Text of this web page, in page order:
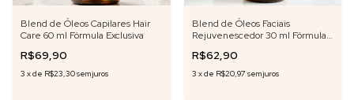
Blend de Óleos Capilares Hair
Care 60 ml Fórmula Exclusiva
R$69,90
3 xde R$23,30sem juros
Blend de Óleos Faciais
Rejuvenescedor 30 ml Fórmula
R$62,90
3 xde R$20,97 sem juros